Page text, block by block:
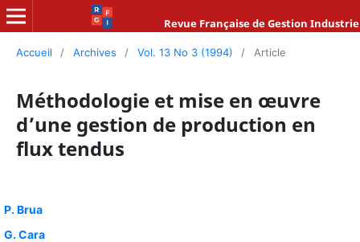
Revue Française de Gestion
Accueil / Archives / Vol. 13 No 3 (1994) / Article
Méthodologie et mise en œuvre
d’une gestion de production en
flux tendus
P. Brua
G. Cara